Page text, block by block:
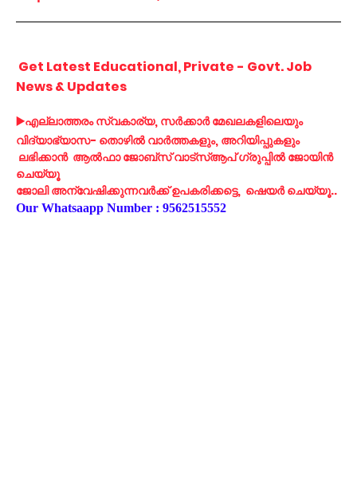
Get Latest Educational, Private - Govt. Job
News & Updates
▶എല്ലാത്തരം സ്വകാര്യ, സർക്കാർ മേഖലകളിലെയും
വിദ്യാഭ്യാസ- തൊഴിൽ വാർത്തകളും, അറിയിപ്പുകളും
ലഭിക്കാൻ ആൽഫാ ജോബ്സ് വാട്സ്ആപ് ഗ്രുപ്പിൽ ജോയിൻ
ചെയ്യൂ
ജോലി അന്വേഷിക്കുന്നവർക്ക് ഉപകരിക്കട്ടെ, ഷെയർ ചെയ്യൂ..
Our Whatsaapp Number : 9562515552